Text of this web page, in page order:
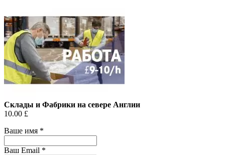
Склады и Фабрики на севере Англии
10.00 £
Ваше имя *
Ваш Email *